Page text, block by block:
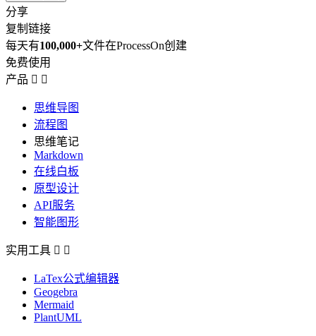
分享
复制链接
每天有100,000+文件在ProcessOn创建
免费使用
产品  
思维导图
流程图
思维笔记
Markdown
在线白板
原型设计
API服务
智能图形
实用工具  
LaTex公式编辑器
Geogebra
Mermaid
PlantUML